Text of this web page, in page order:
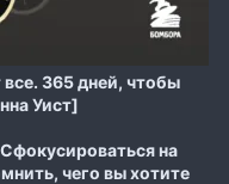
365 дней, чтобы
Уист]
на
чего вы хотите